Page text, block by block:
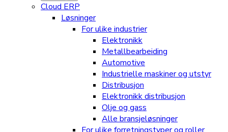
Cloud ERP
Løsninger
For ulike industrier
Elektronikk
Metallbearbeiding
Automotive
Industrielle maskiner og utstyr
Distribusjon
Elektronikk distribusjon
Olje og gass
Alle bransjeløsninger
For ulike forretningstyper og roller